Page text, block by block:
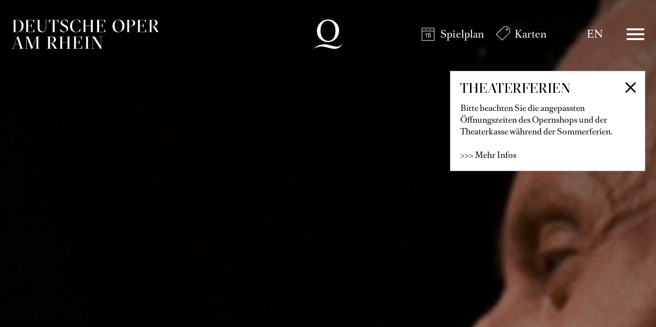
Spielplan
Karten EN
THEATERFERIEN
Bitte beachten Sie die angepassten
Öffnungszeiten des Opernshops und der
Theaterkasse während der Sommerferien.
>>> Mehr Infos